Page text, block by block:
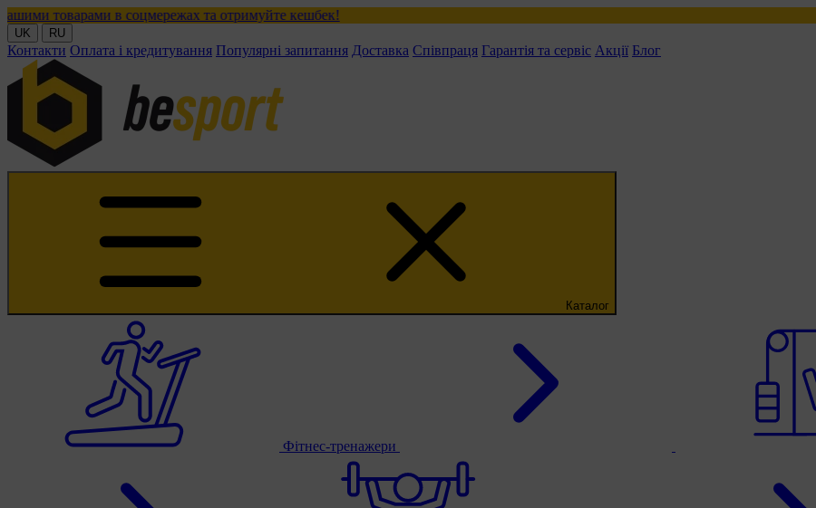
в соцмережах та отримуйте кешбек!
UK RU
Контакти Оплата і кредитування Популярні запитання Доставка Співпраця Гарантія та сервіс Акції Блог
Каталог
Фітнес-тренажери